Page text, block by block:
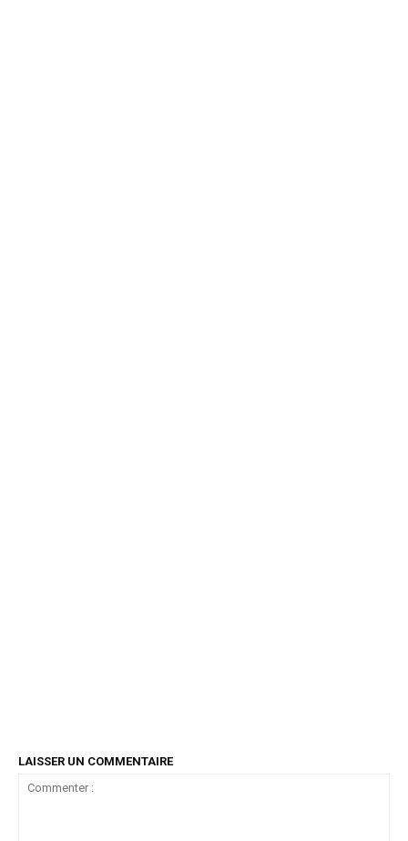
LAISSER UN COMMENTAIRE